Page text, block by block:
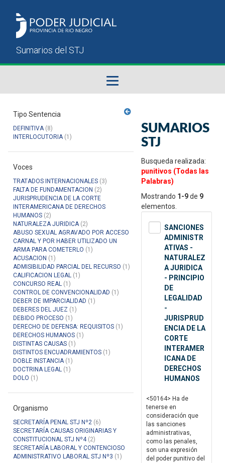
Sumarios del STJ
Tipo Sentencia
DEFINITIVA(8)
INTERLOCUTORIA(1)
Voces
TRATADOS INTERNACIONALES (3)
FALTA DE FUNDAMENTACION (2)
JURISPRUDENCIA DE LA CORTE
INTERAMERICANA DE DERECHOS
HUMANOS (2)
NATURALEZA JURIDICA(2)
ABUSO SEXUAL AGRAVADO POR ACCESO
CARNAL Y POR HABER UTILIZADO UN
ARMA PARA COMETERLO (1)
ACUSACION (1)
ADMISIBILIDAD PARCIAL DEL RECURSO (1)
CALIFICACION LEGAL (1)
CONCURSO REAL (1)
CONTROL DE CONVENCIONALIDAD (1)
DEBER DE IMPARCIALIDAD (1)
DEBERES DEL JUEZ (1)
DEBIDO PROCESO (1)
DERECHO DE DEFENSA: REQUISITOS (1)
DERECHOS HUMANOS (1)
DISTINTAS CAUSAS (1)
DISTINTOS ENCUADRAMIENTOS (1)
DOBLE INSTANCIA(1)
DOCTRINA LEGAL (1)
DOLO (1)
Organismo
SECRETARÍA PENAL STJ Nº2 (6)
SECRETARÍA CAUSAS ORIGINARIAS Y
CONSTITUCIONAL STJ Nº4(2)
SECRETARÍA LABORAL Y CONTENCIOSO
ADMINISTRATIVO LABORAL STJ Nº3 (1)
SUMARIOS
STJ
Busqueda realizada:
punitivos (Todas las
Palabras)
Mostrando 1-9de 9
elementos.
SANCIONES
ADMINISTR
ATIVAS -
NATURALEZ
A JURIDICA
- PRINCIPIO
DE
LEGALIDAD
-
JURISPRUD
ENCIA DE LA
CORTE
INTERAMER
ICANA DE
DERECHOS
HUMANOS
<50164> Ha de
tenerse en
consideración que
las sanciones
administrativas,
como las penales,
son una expresión
del poder punitivo del